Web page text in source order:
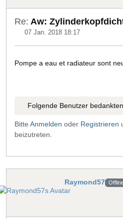
Re: Aw:
07 Jan. 2018 18:17
Pompe a eau et radiateur sont
Folgende Benutzer
Bitte Anmelden oder Registrieren
beizutreten.
Raymond57